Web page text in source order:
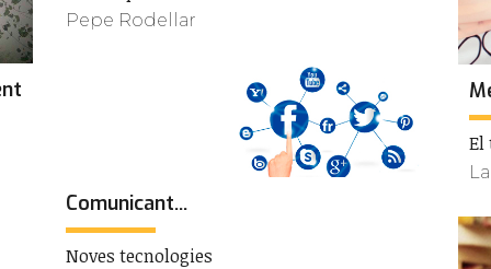
Pepe Rodellar
Comunicant...
Noves tecnologies
El